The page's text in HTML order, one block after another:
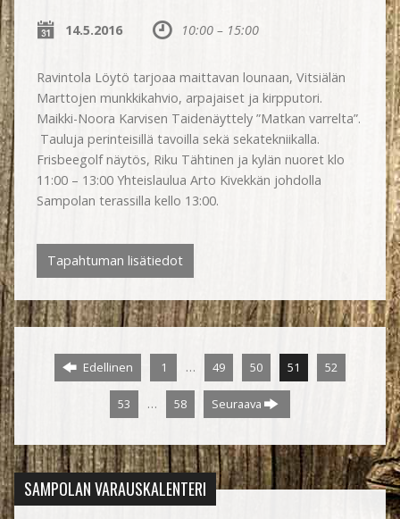
14.5.2016 10:00 – 15:00
Ravintola Löytö tarjoaa maittavan lounaan, Vitsiälän
Marttojen munkkikahvio, arpajaiset ja kirpputori.
Maikki-Noora Karvisen Taidenäyttely ”Matkan varrelta”.
Tauluja perinteisillä tavoilla sekä sekatekniikalla.
Frisbeegolf näytös, Riku Tähtinen ja kylän nuoret klo
11:00 – 13:00 Yhteislaulua Arto Kivekkän johdolla
Sampolan terassilla kello 13:00.
Tapahtuman lisätiedot
Edellinen 1 … 49 50 51 52
53 … 58 Seuraava
SAMPOLAN VARAUSKALENTERI